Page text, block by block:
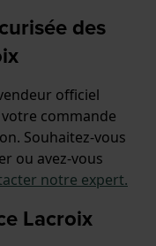
des
officiel
commande
Souhaitez-vous
ou avez-vous
notre expert.
Lacroix